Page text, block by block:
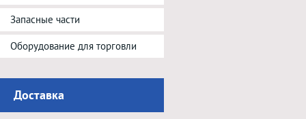
Запасные части
Оборудование для торговли
Доставка